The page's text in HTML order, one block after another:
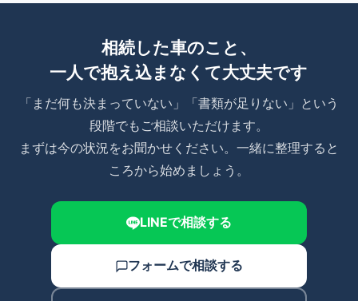
相続した車のこと、
一人で抱え込まなくて大丈夫です
「まだ何も決まっていない」「書類が足りない」という
段階でもご相談いただけます。
まずは今の状況をお聞かせください。一緒に整理すると
ころから始めましょう。
LINEで相談する
フォームで相談する